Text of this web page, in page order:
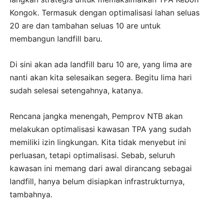
Kongok. Termasuk dengan optimalisasi lahan seluas
20 are dan tambahan seluas 10 are untuk
membangun landfill baru.
Di sini akan ada landfill baru 10 are, yang lima are
nanti akan kita selesaikan segera. Begitu lima hari
sudah selesai setengahnya, katanya.
Rencana jangka menengah, Pemprov NTB akan
melakukan optimalisasi kawasan TPA yang sudah
memiliki izin lingkungan. Kita tidak menyebut ini
perluasan, tetapi optimalisasi. Sebab, seluruh
kawasan ini memang dari awal dirancang sebagai
landfill, hanya belum disiapkan infrastrukturnya,
tambahnya.